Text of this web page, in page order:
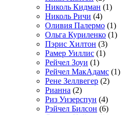
Николь Кидман (1)
Николь Ричи (4)
Оливия Палермо (1)
Ольга Куриленко (1)
Пэрис Хилтон (3)
Рамер Уиллис (1)
Рейчел Зоуи (1)
Рейчел МакАдамс (1)
Рене Зеллвегер (2)
Рианна (2)
Риз Уизерспун (4)
Рэйчел Билсон (6)